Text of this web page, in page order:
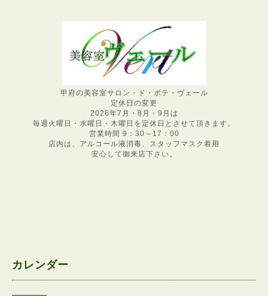
甲府の美容室サロン・ド・ボテ・ヴェール
定休日の変更
2026年7月・8月・9月は
毎週火曜日・水曜日・木曜日を定休日とさせて頂きます。
営業時間 9：30～17：00
店内は、アルコール液消毒、スタッフマスク着用
安心して御来店下さい。
カレンダー